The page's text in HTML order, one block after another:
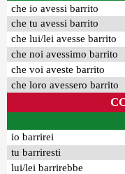
che io avessi barrito
che tu avessi barrito
che lui/lei avesse barrito
che noi avessimo barrito
che voi aveste barrito
che loro avessero barrito
io barrirei
tu barriresti
lui/lei barrirebbe